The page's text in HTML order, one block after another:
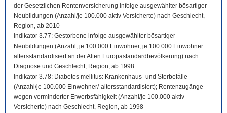
der Gesetzlichen Rentenversicherung infolge ausgewählter bösartiger
Neubildungen (Anzahl/je 100.000 aktiv Versicherte) nach Geschlecht,
Region, ab 2010
Indikator 3.77: Gestorbene infolge ausgewählter bösartiger
Neubildungen (Anzahl, je 100.000 Einwohner, je 100.000 Einwohner
altersstandardisiert an der Alten Europastandardbevölkerung) nach
Diagnose und Geschlecht, Region, ab 1998
Indikator 3.78: Diabetes mellitus: Krankenhaus- und Sterbefälle
(Anzahl/je 100.000 Einwohner/-altersstandardisiert); Rentenzugänge
wegen verminderter Erwerbsfähigkeit (Anzahl/je 100.000 aktiv
Versicherte) nach Geschlecht, Region, ab 1998